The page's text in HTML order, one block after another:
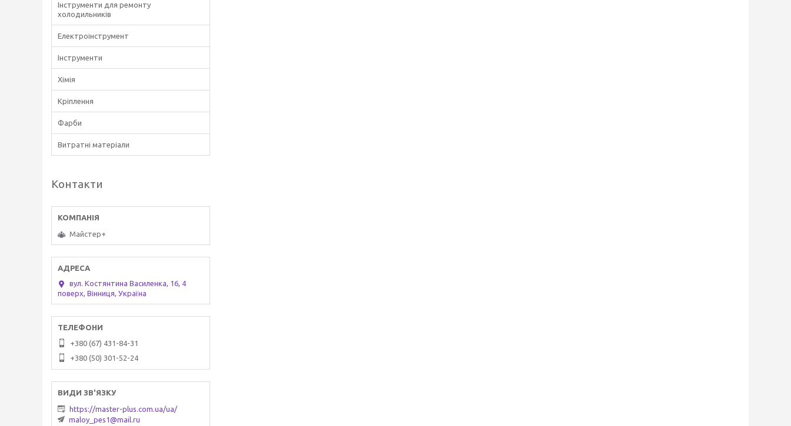
Інструменти для ремонту
холодильників
Електроінструмент
Інструменти
Хімія
Кріплення
Фарби
Витратні матеріали
Контакти
Майстер+
вул. Костянтина Василенка, 16, 4
поверх, Вінниця, Україна
+380 (67) 431-84-31
+380 (50) 301-52-24
https://master-plus.com.ua/ua/
maloy_pes1@mail.ru